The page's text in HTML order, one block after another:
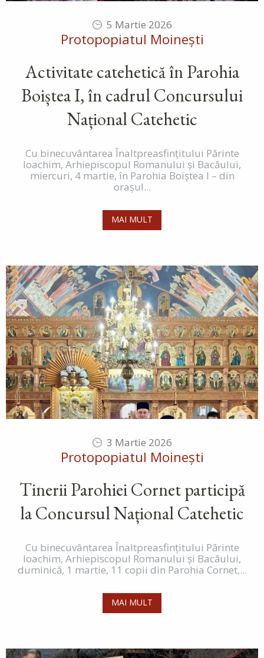
5 Martie 2026
Protopopiatul Moinești
Activitate catehetică în Parohia
Boiștea I, în cadrul Concursului
Național Catehetic
Cu binecuvântarea Înaltpreasfințitului Părinte
Ioachim, Arhiepiscopul Romanului și Bacăului,
miercuri, 4 martie, în Parohia Boiștea I – din
orașul...
MAI MULT
3 Martie 2026
Protopopiatul Moinești
Tinerii Parohiei Cornet participă
la Concursul Național Catehetic
Cu binecuvântarea Înaltpreasfințitului Părinte
Ioachim, Arhiepiscopul Romanului și Bacăului,
duminică, 1 martie, 11 copii din Parohia Cornet,...
MAI MULT